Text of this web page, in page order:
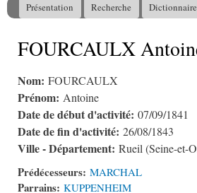
Menu principal
Présentation Recherche Dictionnaire
Vous êtes ici
FOURCAULX
Nom: FOURCAULX
Prénom: Antoine
Date de début d'activité: 07/09/1841
Date de fin d'activité: 26/08/1843
Ville - Département: Rueil (Seine-et-
Prédécesseurs: MARCHAL
Parrains: KUPPENHEIM